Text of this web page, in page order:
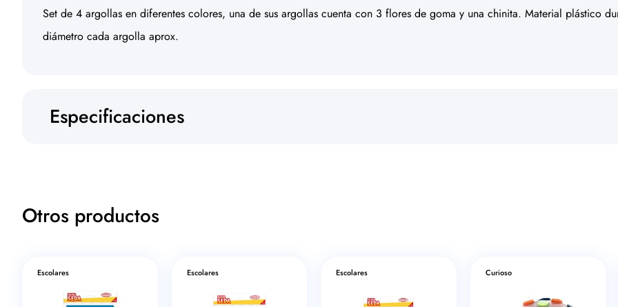
Set de 4 argollas en diferentes colores, una de sus argollas cuenta con 3 flores de goma y una chinita. Material plástico
diámetro cada argolla aprox.
Especificaciones
Otros productos
Escolares Escolares Escolares Curioso